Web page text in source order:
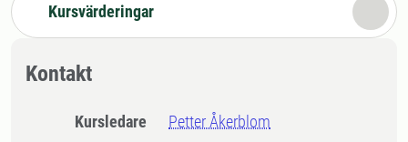
Kursvärderingar
Kontakt
Kursledare Petter Åkerblom